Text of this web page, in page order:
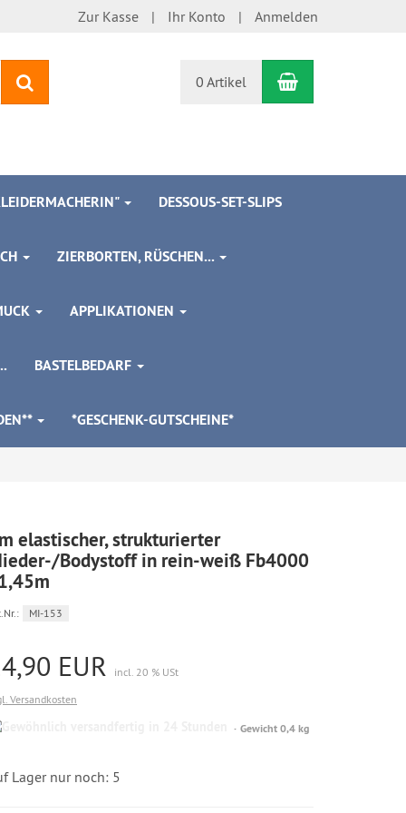
Zur Kasse Ihr Konto Anmelden
0 Artikel Warenkorb
DESSOUS-SET-SLIPS
ZIERBORTEN, RÜSCHEN...
APPLIKATIONEN
BASTELBEDARF
*GESCHENK-GUTSCHEINE*
elastischer, strukturierter
Bodystoff in rein-weiß Fb4000
MI-153
EUR
incl. 20 % USt
Versandkosten
Gewöhnlich
Gewicht 0,4 kg
Lager nur noch: 5